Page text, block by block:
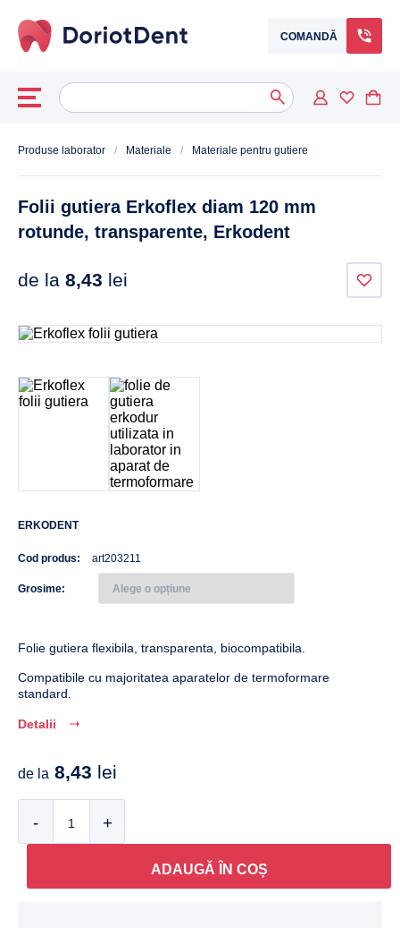
COMANDĂ
Caută
după:When autocomplete results are available use up and down
Produse laborator / Materiale / Materiale pentru gutiere
Folii gutiera Erkoflex diam 120 mm
rotunde, transparente, Erkodent
de la 8,43 lei
ERKODENT
Cod produs: art203211
Grosime
Folie gutiera flexibila, transparenta, biocompatibila.
Compatibile cu majoritatea aparatelor de termoformare
standard.
Detalii
de la 8,43 lei
ADAUGĂ ÎN COȘ